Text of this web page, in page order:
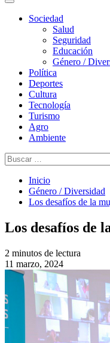
Menú
principalSociedad
Salud
Seguridad
Educación
Género /
Política
Deportes
Cultura
Tecnología
Turismo
Agro
Ambiente
Buscar:
Inicio
Género / Diversidad
Los desafíos de la
Los desafíos de
2 minutos de lectura
11 marzo, 2024